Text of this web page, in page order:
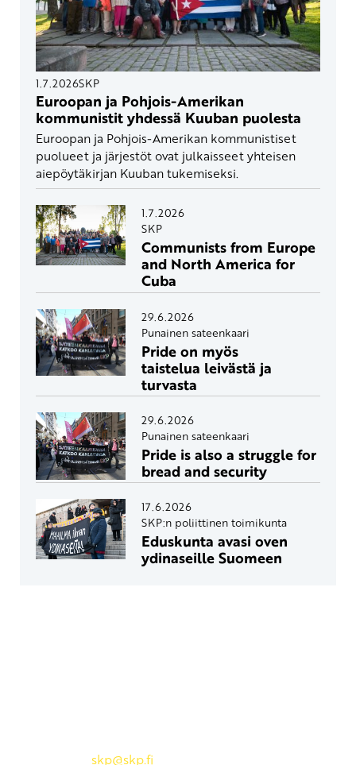
1.7.2026SKP
Euroopan ja Pohjois-Amerikan
kommunistit yhdessä Kuuban puolesta
Euroopan ja Pohjois-Amerikan kommunistiset
puolueet ja järjestöt ovat julkaisseet yhteisen
aiepöytäkirjan Kuuban tukemiseksi.
1.7.2026
SKP
Communists from Europe
and North America for
Cuba
29.6.2026
Punainen sateenkaari
Pride on myös
taistelua leivästä ja
turvasta
29.6.2026
Punainen sateenkaari
Pride is also a struggle for
bread and security
17.6.2026
SKP:n poliittinen toimikunta
Eduskunta avasi oven
ydinaseille Suomeen
skp@skp.fi